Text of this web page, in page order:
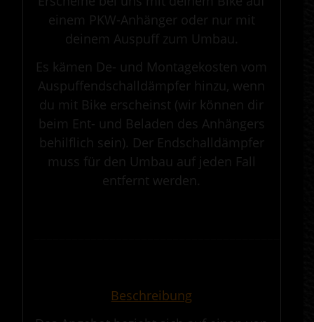
einem PKW-Anhänger oder nur mit
deinem Auspuff zum Umbau.
Es kämen De- und Montagekosten vom
Auspuffendschalldämpfer hinzu, wenn
du mit Bike erscheinst (wir können dir
beim Ent- und Beladen des Anhängers
behilflich sein). Der Endschalldämpfer
muss für den Umbau auf jeden Fall
entfernt werden.
Beschreibung